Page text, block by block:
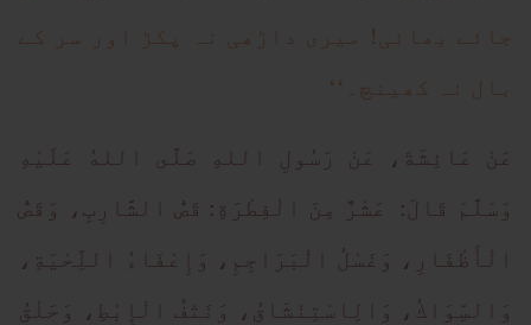
جائے بھائی! میری داڑھی نہ پکڑ اور سر کے
بال نہ کھینچ۔‘‘
عَنْ عَائِشَةَ، عَنْ رَسُولِ اللهِ صَلَّى اللهُ عَلَيْهِ
وَسَلَّمَ قَالَ: عَشْرٌ مِنَ الْفِطْرَةِ: قَصُّ الشَّارِبِ، وَقَصُّ
الْأَظْفَارِ، وَغَسْلُ الْبَرَاجِمِ، وَإِعْفَاءُ اللِّحْيَةِ،
وَالسِّوَاكُ، وَالِاسْتِنْشَاقُ، وَنَتْفُ الْإِبْطِ، وَحَلْقُ